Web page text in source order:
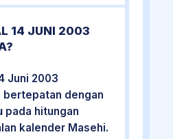
14 JUNI 2003
Juni 2003
bertepatan dengan
pada hitungan
kalender Masehi.